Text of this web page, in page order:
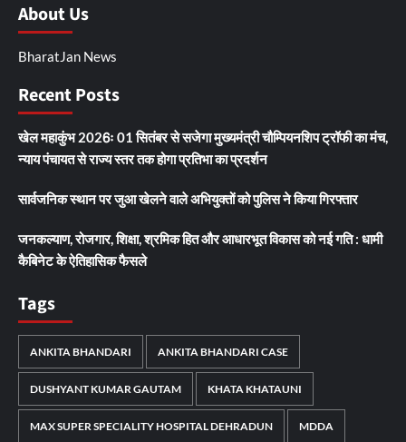
About Us
BharatJan News
Recent Posts
खेल महाकुंभ 2026ः 01 सितंबर से सजेगा मुख्यमंत्री चौम्पियनशिप ट्रॉफी का मंच,
न्याय पंचायत से राज्य स्तर तक होगा प्रतिभा का प्रदर्शन
सार्वजनिक स्थान पर जुआ खेलने वाले अभियुक्तों को पुलिस ने किया गिरफ्तार
जनकल्याण, रोजगार, शिक्षा, श्रमिक हित और आधारभूत विकास को नई गति : धामी
कैबिनेट के ऐतिहासिक फैसले
Tags
ANKITA BHANDARI ANKITA BHANDARI CASE
DUSHYANT KUMAR GAUTAM KHATA KHATAUNI
MAX SUPER SPECIALITY HOSPITAL DEHRADUN MDDA